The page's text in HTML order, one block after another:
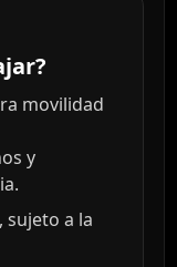
movilidad
y
sujeto a la